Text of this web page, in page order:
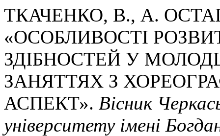
ТКАЧЕНКО, В., А.
«ОСОБЛИВОСТІ
ЗДІБНОСТЕЙ У
ЗАНЯТТЯХ З
АСПЕКТ». Вісник
університету імені